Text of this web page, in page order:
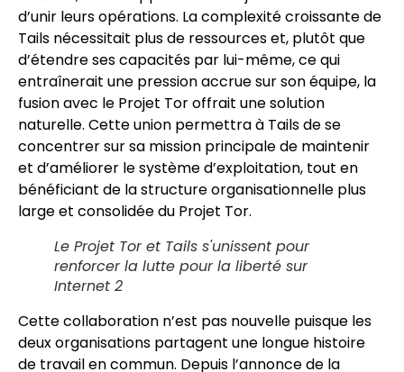
d’unir leurs opérations. La complexité croissante de
Tails nécessitait plus de ressources et, plutôt que
d’étendre ses capacités par lui-même, ce qui
entraînerait une pression accrue sur son équipe, la
fusion avec le Projet Tor offrait une solution
naturelle. Cette union permettra à Tails de se
concentrer sur sa mission principale de maintenir
et d’améliorer le système d’exploitation, tout en
bénéficiant de la structure organisationnelle plus
large et consolidée du Projet Tor.
Le Projet Tor et Tails s'unissent pour
renforcer la lutte pour la liberté sur
Internet 2
Cette collaboration n’est pas nouvelle puisque les
deux organisations partagent une longue histoire
de travail en commun. Depuis l’annonce de la